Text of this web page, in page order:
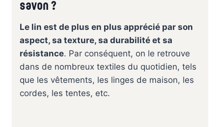
savon ?
Le lin est de plus en plus apprécié par son
aspect, sa texture, sa durabilité et sa
résistance. Par conséquent, on le retrouve
dans de nombreux textiles du quotidien, tels
que les vêtements, les linges de maison, les
cordes, les tentes, etc.